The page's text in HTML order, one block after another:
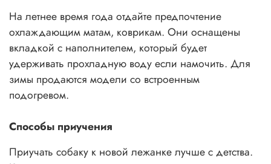
На летнее время года отдайте предпочтение
охлаждающим матам, коврикам. Они оснащены
вкладкой с наполнителем, который будет
удерживать прохладную воду если намочить. Для
зимы продаются модели со встроенным
подогревом.
Способы приучения
Приучать собаку к новой лежанке лучше с детства.